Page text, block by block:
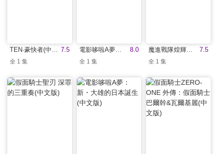
7.5
全 1 集
8.0
電影哆啦A夢：大雄的南極冰天雪地大冒險(中文版)
全 1 集
7.5
全 1 集